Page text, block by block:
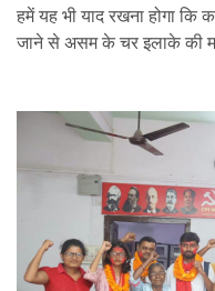
हमें यह भी याद रखना होगा कि
जाने से असम के चर इलाके की